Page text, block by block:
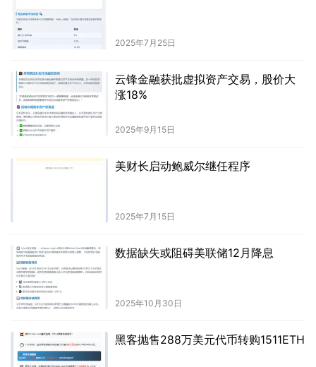
2025年7月25日
云锋金融获批虚拟资产交易，股价大
涨18%
2025年9月15日
美财长启动鲍威尔继任程序
2025年7月15日
数据缺失或阻碍美联储12月降息
2025年10月30日
黑客抛售288万美元代币转购1511ETH